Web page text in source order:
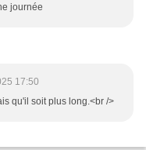
journée
17:50
qu'il soit plus long.<br />